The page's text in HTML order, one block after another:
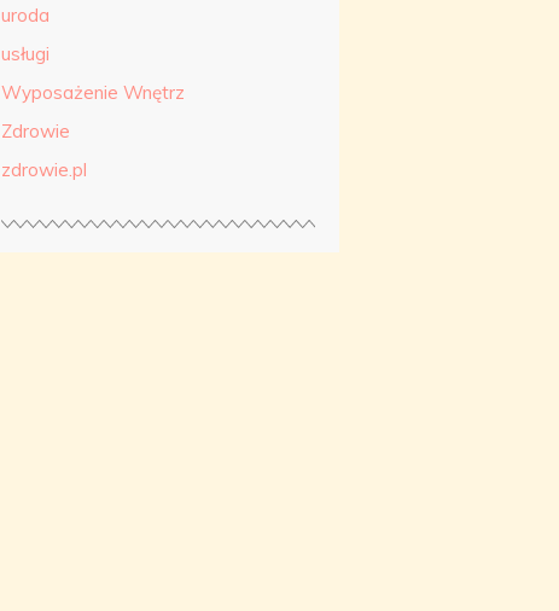
uroda
usługi
Wyposażenie Wnętrz
Zdrowie
zdrowie.pl